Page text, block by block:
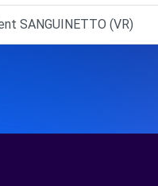
SANGUINETTO (VR)